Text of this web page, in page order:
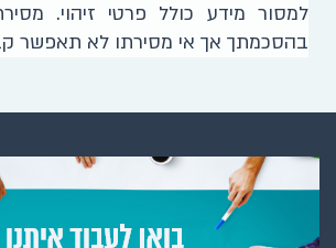
למסור מידע כולל פרטי זיהוי.
בהסכמתך אך אי מסירתו לא תאפשר